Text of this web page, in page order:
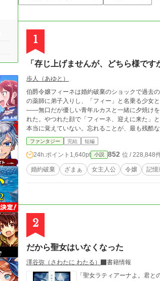
1
「存じ上げませんが、どちら様で
歩人（あゆと）
伯爵令嬢フィーネは婚約破棄のショックで過
の薬師に弟子入りし、「フィー」と名乗る少女
——無口だが優しい青年ルカスと一緒に夕焼け
れた。やつれた顔で「フィーネ、迎えに来た」
本当に覚えていない。忘れることが、最も残酷な
ファンタジー 完結 短編
24h.ポイント 1,640pt 小説 852 位 / 228,848
婚約破棄 ざまぁ 女主人公 令嬢 記憶
2
だから聖女はいなくなった
澤谷弥（さわたに わたる）
書籍情報
「聖女ラティアーナよ。君